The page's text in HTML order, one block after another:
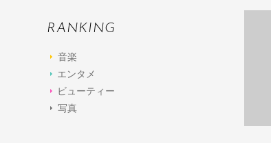
RANKING
音楽
エンタメ
ビューティー
写真